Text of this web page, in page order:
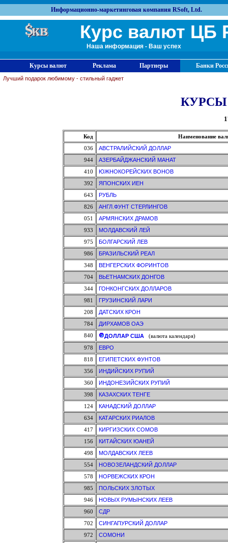
Информационно-маркетинговая компания RSoft, Ltd.
Курс валют ЦБ
Наша информация - Ваш успех
Курсы валют Реклама Партнеры Банки
Лучший подарок любимому - стильный гаджет
Код
Наименование
036
АВСТРАЛИЙСКИЙ ДОЛЛАР
944
АЗЕРБАЙДЖАНСКИЙ МАНАТ
410
ЮЖНОКОРЕЙСКИХ ВОНОВ
392
ЯПОНСКИХ ИЕН
643
РУБЛЬ
826
АНГЛ.ФУНТ СТЕРЛИНГОВ
051
АРМЯНСКИХ ДРАМОВ
933
МОЛДАВСКИЙ ЛЕЙ
975
БОЛГАРСКИЙ ЛЕВ
986
БРАЗИЛЬСКИЙ РЕАЛ
348
ВЕНГЕРСКИХ ФОРИНТОВ
704
ВЬЕТНАМСКИХ ДОНГОВ
344
ГОНКОНГСКИХ ДОЛЛАРОВ
981
ГРУЗИНСКИЙ ЛАРИ
208
ДАТСКИХ КРОН
784
ДИРХАМОВ ОАЭ
840
ДОЛЛАР США(валюта календаря)
978
ЕВРО
818
ЕГИПЕТСКИХ ФУНТОВ
356
ИНДИЙСКИХ РУПИЙ
360
ИНДОНЕЗИЙСКИХ РУПИЙ
398
КАЗАХСКИХ ТЕНГЕ
124
КАНАДСКИЙ ДОЛЛАР
634
КАТАРСКИХ РИАЛОВ
417
КИРГИЗСКИХ СОМОВ
156
КИТАЙСКИХ ЮАНЕЙ
498
МОЛДАВСКИХ ЛЕЕВ
554
НОВОЗЕЛАНДСКИЙ ДОЛЛАР
578
НОРВЕЖСКИХ КРОН
985
ПОЛЬСКИХ ЗЛОТЫХ
946
НОВЫХ РУМЫНСКИХ ЛЕЕВ
960
СДР
702
СИНГАПУРСКИЙ ДОЛЛАР
972
СОМОНИ